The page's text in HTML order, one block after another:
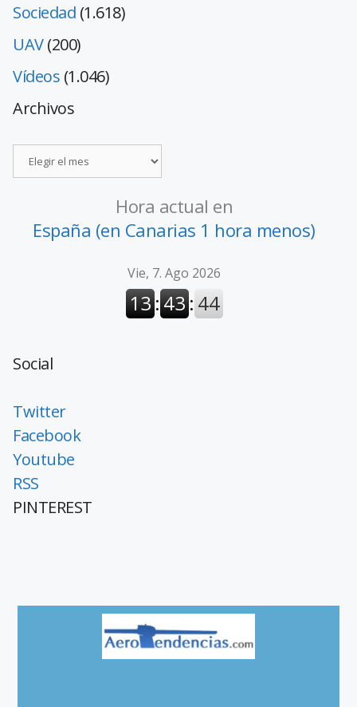
Sociedad (1.618)
UAV(200)
Vídeos (1.046)
Archivos
Hora actual en
España (en Canarias 1 hora menos)
Social
Twitter
Facebook
Youtube
RSS
PINTEREST